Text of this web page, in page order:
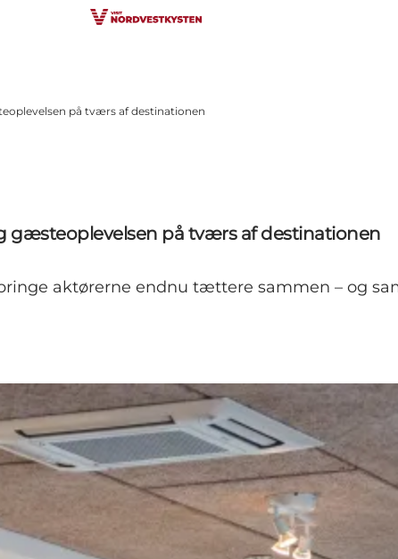
på tværs af destinationen
gæsteoplevelsen på tværs af destinationen
aktørerne endnu tættere sammen – og